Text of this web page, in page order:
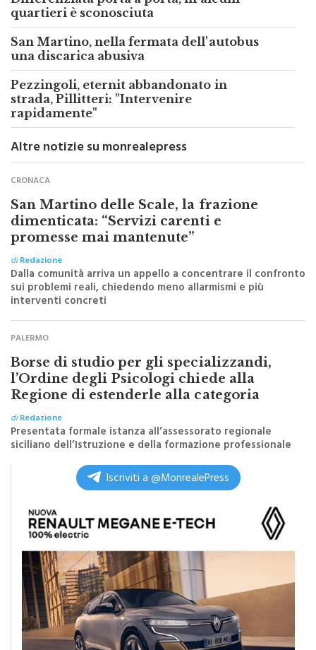
quartieri è sconosciuta
San Martino, nella fermata dell'autobus
una discarica abusiva
Pezzingoli, eternit abbandonato in
strada, Pillitteri: "Intervenire
rapidamente"
Altre notizie su monrealepress
CRONACA
San Martino delle Scale, la frazione
dimenticata: “Servizi carenti e
promesse mai mantenute”
diRedazione
Dalla comunità arriva un appello a concentrare il confronto
sui problemi reali, chiedendo meno allarmismi e più
interventi concreti
PALERMO
Borse di studio per gli specializzandi,
l’Ordine degli Psicologi chiede alla
Regione di estenderle alla categoria
diRedazione
Presentata formale istanza all’assessorato regionale
siciliano dell’Istruzione e della formazione professionale
Iscriviti a @MonrealePress